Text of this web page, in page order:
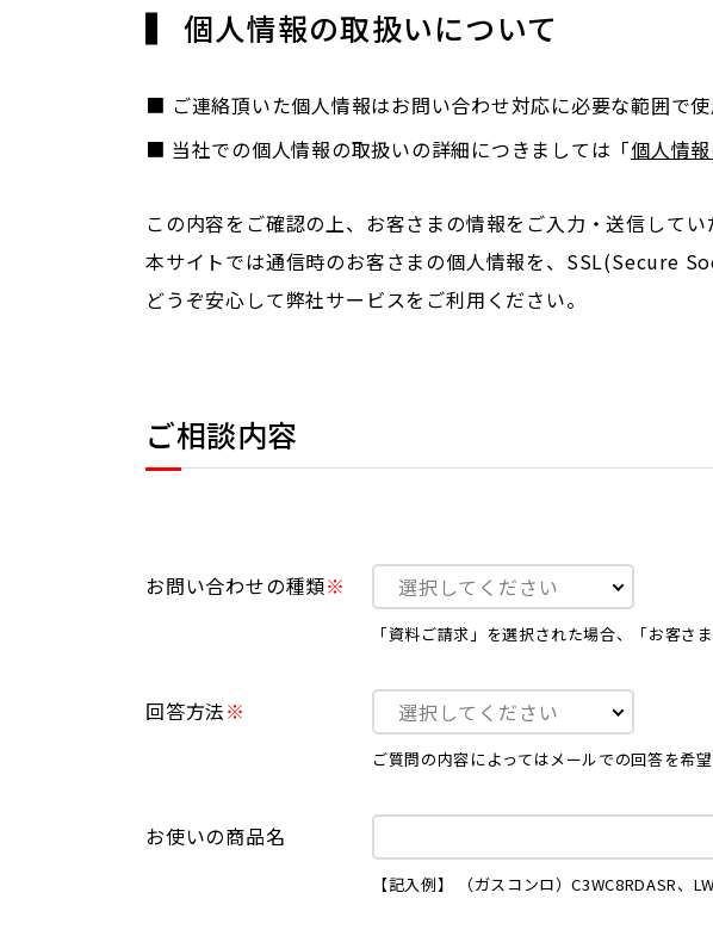
個人情報の取扱いについて
■ ご連絡頂いた個人情報はお問い合わせ対応に必要な範囲で
■ 当社での個人情報の取扱いの詳細につきましては「個人情
この内容をご確認の上、お客さまの情報をご入力・送信してい
本サイトでは通信時のお客さまの個人情報を、SSL(Secure
どうぞ安心して弊社サービスをご利用ください。
ご相談内容
お問い合わせの種類
「資料ご請求」を選択された場合、「お客さ
回答方法
ご質問の内容によってはメールでの回答を希
お使いの商品名
【記入例】 （ガスコンロ）C3WC8RDASR、